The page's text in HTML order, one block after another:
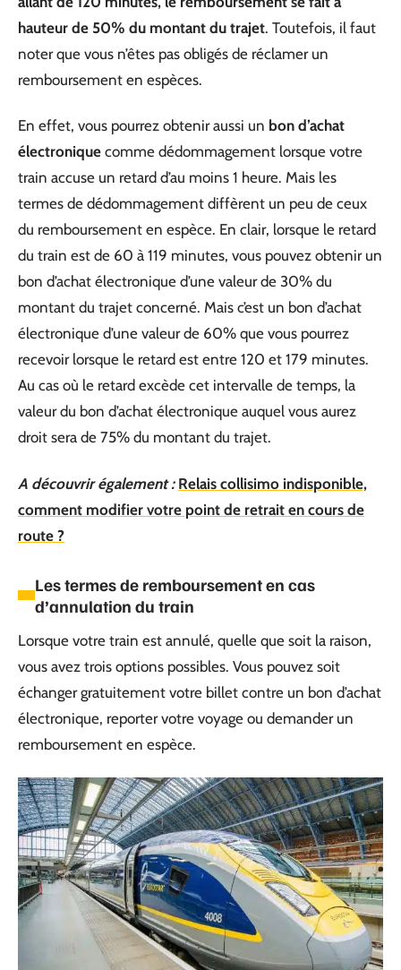
hauteur de 50% du montant du trajet. Toutefois, il faut
noter que vous n’êtes pas obligés de réclamer un
remboursement en espèces.
En effet, vous pourrez obtenir aussi un bon d’achat
électronique comme dédommagement lorsque votre
train accuse un retard d’au moins 1 heure. Mais les
termes de dédommagement diffèrent un peu de ceux
du remboursement en espèce. En clair, lorsque le retard
du train est de 60 à 119 minutes, vous pouvez obtenir un
bon d’achat électronique d’une valeur de 30% du
montant du trajet concerné. Mais c’est un bon d’achat
électronique d’une valeur de 60% que vous pourrez
recevoir lorsque le retard est entre 120 et 179 minutes.
Au cas où le retard excède cet intervalle de temps, la
valeur du bon d’achat électronique auquel vous aurez
droit sera de 75% du montant du trajet.
A découvrir également : Relais collisimo indisponible,
comment modifier votre point de retrait en cours de
route ?
Les termes de remboursement en cas
d’annulation du train
Lorsque votre train est annulé, quelle que soit la raison,
vous avez trois options possibles. Vous pouvez soit
échanger gratuitement votre billet contre un bon d’achat
électronique, reporter votre voyage ou demander un
remboursement en espèce.